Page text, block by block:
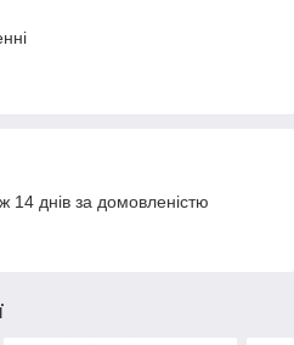
14 днів за домовленістю